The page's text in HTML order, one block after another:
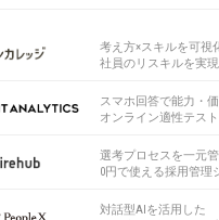
考え方×スキルを可視
社員のリスキルを実
スマホ回答で能力・
オンライン適性テスト
選考プロセスを一元管
0円で使える採用管理
対話型AIを活用した